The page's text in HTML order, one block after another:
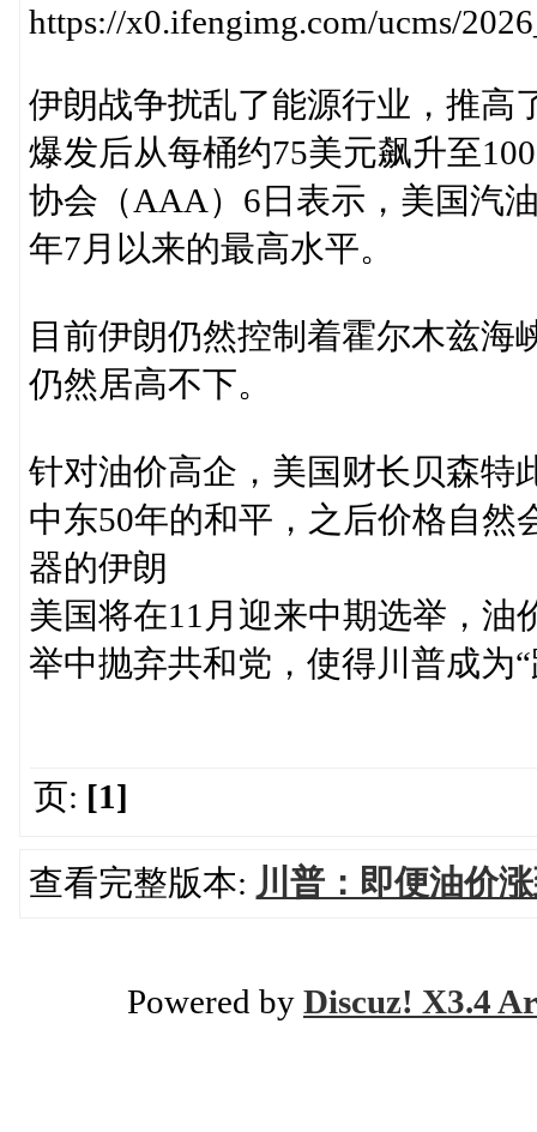
https://x0.ifengimg.com/ucms/
伊朗战争扰乱了能源行业，推高
爆发后从每桶约75美元飙升至
协会（AAA）6日表示，美国汽
年7月以来的最高水平。
目前伊朗仍然控制着霍尔木兹海
仍然居高不下。
针对油价高企，美国财长贝森特
中东50年的和平，之后价格自
器的伊朗
美国将在11月迎来中期选举，
举中抛弃共和党，使得川普成为
页: [1]
查看完整版本: 川普：即便油价
Powered by Discuz! X3.4